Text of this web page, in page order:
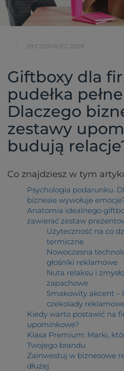
29 CZERWIEC 2026
Giftboxy dla
pudełka
Dlaczego
zestawy
budują
Co znajdziesz w tym
Psychologia podarunku.
biznesie wywołuje
Anatomia idealnego
zawierać zestaw
Użyteczność na co
termiczne
Nowoczesna
głośniki reklamowe
Nuta relaksu i
zapachowe
Smakowity akcent –
czekolady
Kiedy warto postawić na
upominkowe?
Klasa Premium: Marki,
Twojego brandu
Zainwestuj w biznesowe
dłużej